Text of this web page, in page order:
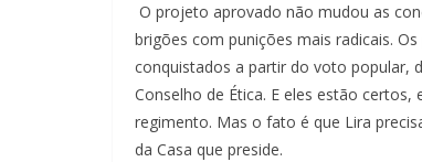
O projeto aprovado não mudou as
brigões com punições mais radicais.
conquistados a partir do voto popular,
Conselho de Ética. E eles estão
regimento. Mas o fato é que Lira
da Casa que preside.